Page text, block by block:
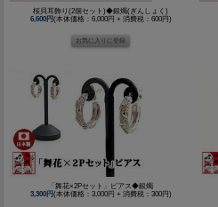
桜貝耳飾り(2個セット)◆銀燭(ぎんしょく)
6,600円(本体価格：6,000円 + 消費税：600円)
「舞花×2Pセット」ピアス◆銀燭
3,300円(本体価格：3,000円 + 消費税：300円)